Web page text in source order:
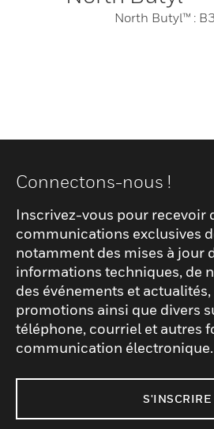
North Butyl™ :
Connectons-nous !
Inscrivez-vous pour recevoir
communications exclusives
notamment des mises à jour
informations techniques, de
des événements et
promotions ainsi que divers
téléphone, courriel et autres
communication électronique.
S'INSCRIRE